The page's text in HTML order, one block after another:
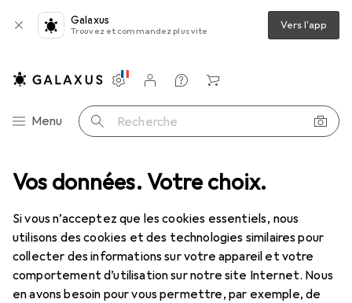
Vos données. Votre choix.
Si vous n’acceptez que les cookies essentiels, nous
utilisons des cookies et des technologies similaires pour
collecter des informations sur votre appareil et votre
comportement d’utilisation sur notre site Internet. Nous
en avons besoin pour vous permettre, par exemple, de
Galaxus
Trouvez et commandez plus vite Vers l'app
Navigation par catégorie
Menu Recherche
Paramètres
Compte client
Listes de comparaison
Listes d'envies
Panier
Quincaillerie Technique de fixation Vis : accessoires
Vis : accessoires
ProduitsForum